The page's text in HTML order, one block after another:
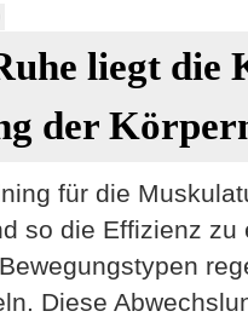
liegt die
der
für die
so die Effizienz zu
Diese